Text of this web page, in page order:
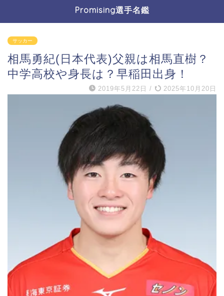
Promising選手名鑑
サッカー
相馬勇紀(日本代表)父親は相馬直樹？
中学高校や身長は？早稲田出身！
2019年5月22日 / 2025年10月20日